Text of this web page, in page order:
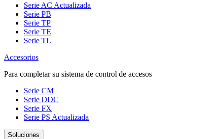
Serie AC Actualizada
Serie PB
Serie TP
Serie TE
Serie TL
Accesorios
Para completar su sistema de control de accesos
Serie CM
Serie DDC
Serie FX
Serie PS Actualizada
Soluciones